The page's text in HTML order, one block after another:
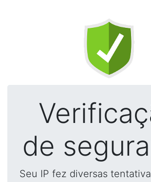
de
Seu IP fez diversas